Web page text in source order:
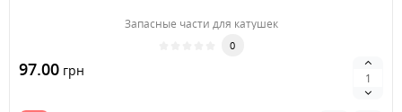
Запасные части для катушек
0
97.00 грн